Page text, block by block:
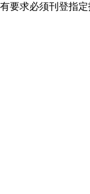
要求必须刊登指